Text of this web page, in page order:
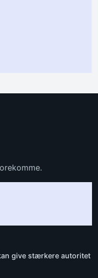
give stærkere autoritet